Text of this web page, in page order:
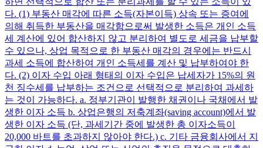
다. (1) 부동산 매각에 따른 소득(자본이득) 상속 또는 증여에
의해 취득한 부동산을 매각함으로써 발생한 소득은 개인 소득
세 계산에 있어 합산하지 않고 분리하여 별도로 세금을 납부할
수 있으나, 상업 목적으로 한 부동산 매각의 경우에는 반드시
과세 소득에 합산하여 개인 소득세를 계산 및 납부하여야 한
다. (2) 이자 수입 아래 형태의 이자 수입은 납세자가 15%의 원
천 징수세를 납부하는 조건으로 선택적으로 분리하여 과세하
는 것이 가능하다. a. 정부기관이 발행한 채권이나 국채에서 발
생한 이자 소득 b. 상업은행의 저축계좌(saving account)에서 발
생한 이자 소득 (단, 과세기간 중에 발생한 총 이자소득이
20,000 바트를 초과하지 않아야 한다.) c. 기타 금융회사에서 지